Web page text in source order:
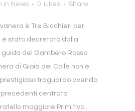
in News 0 Likes Share
è Tre Bicchieri per
è stato decretato dalla
del Gambero Rosso.
di Gioia del Colle non è
traguardo avendo
precedenti centrato
maggiore Primitivo...